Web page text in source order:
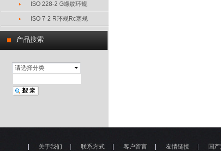
产品搜索
请选择分类
ISO 228-2 G螺纹环规
ISO 7-2 R环规Rc塞规
关于我们 联系方式 客户留言 友情链接 国